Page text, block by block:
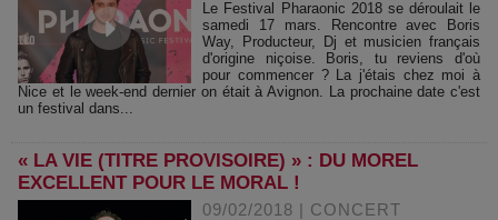
Le Festival Pharaonic 2018 se déroulait le
samedi 17 mars. Rencontre avec Boris
Way, Producteur, Dj et musicien français
d'origine niçoise. Boris, tu reviens d'où
pour commencer ? La j'étais chez moi à
Nice et le week-end dernier on était à Avignon. La prochaine date c'est
un festival dans...
« LA VIE (TITRE PROVISOIRE) » : DU MOREL
EXCELLENT POUR LE MORAL !
09/02/2018 | CONCERT